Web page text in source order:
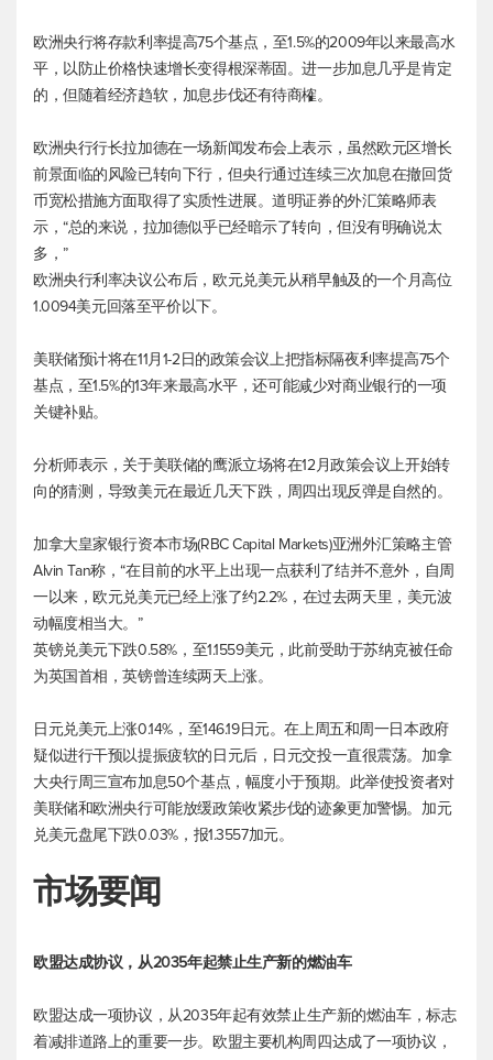
欧洲央行将存款利率提高75个基点，至1.5%的2009年以来最高水
平，以防止价格快速增长变得根深蒂固。进一步加息几乎是肯定
的，但随着经济趋软，加息步伐还有待商榷。
欧洲央行行长拉加德在一场新闻发布会上表示，虽然欧元区增长
前景面临的风险已转向下行，但央行通过连续三次加息在撤回货
币宽松措施方面取得了实质性进展。道明证券的外汇策略师表
示，“总的来说，拉加德似乎已经暗示了转向，但没有明确说太
多，”
欧洲央行利率决议公布后， 欧元兑美元从稍早触及的一个月高位
1.0094美元回落至平价以下。
美联储预计将在11月1-2日的政策会议上把指标隔夜利率提高75个
基点，至1.5%的13年来最高水平，还可能减少对商业银行的一项
关键补贴。
分析师表示，关于美联储的鹰派立场将在12月政策会议上开始转
向的猜测，导致美元在最近几天下跌，周四出现反弹是自然的。
加拿大皇家银行资本市场(RBC Capital Markets)亚洲外汇策略主管
Alvin Tan称，“在目前的水平上出现一点获利了结并不意外，自周
一以来，欧元兑美元已经上涨了约2.2%，在过去两天里，美元波
动幅度相当大。”
英镑兑美元下跌0.58%，至1.1559美元，此前受助于苏纳克被任命
为英国首相，英镑曾连续两天上涨。
日元兑美元上涨0.14%，至146.19日元。在上周五和周一日本政府
疑似进行干预以提振疲软的日元后，日元交投一直很震荡。加拿
大央行周三宣布加息50个基点，幅度小于预期。此举使投资者对
美联储和欧洲央行可能放缓政策收紧步伐的迹象更加警惕。加元
兑美元盘尾下跌0.03%，报1.3557加元。
市场要闻
欧盟达成协议，从2035年起禁止生产新的燃油车
欧盟达成一项协议，从2035年起有效禁止生产新的燃油车，标志
着减排道路上的重要一步。欧盟主要机构周四达成了一项协议，